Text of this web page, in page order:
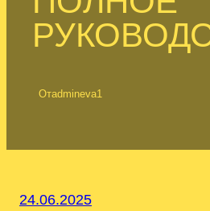
Отadmineva1
24.06.2025